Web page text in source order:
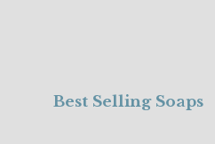
Best Selling Soaps